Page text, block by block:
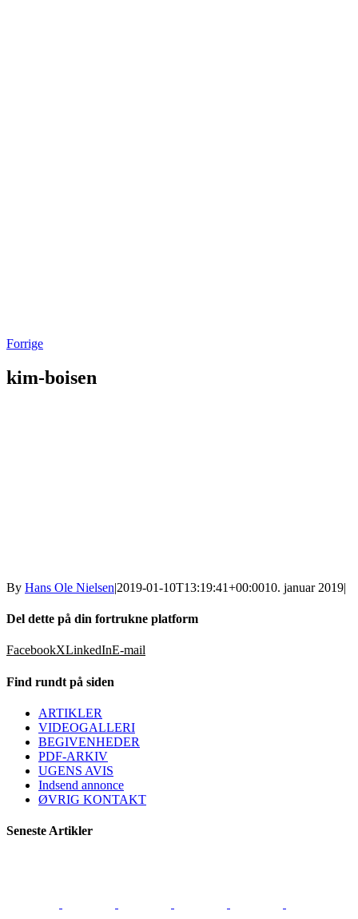
Forrige
kim-boisen
By Hans Ole Nielsen|2019-01-10T13:19:41+00:0010. januar 2019|
Del dette på din fortrukne platform
FacebookXLinkedInE-mail
Find rundt på siden
ARTIKLER
VIDEOGALLERI
BEGIVENHEDER
PDF-ARKIV
UGENS AVIS
Indsend annonce
ØVRIG KONTAKT
Seneste Artikler